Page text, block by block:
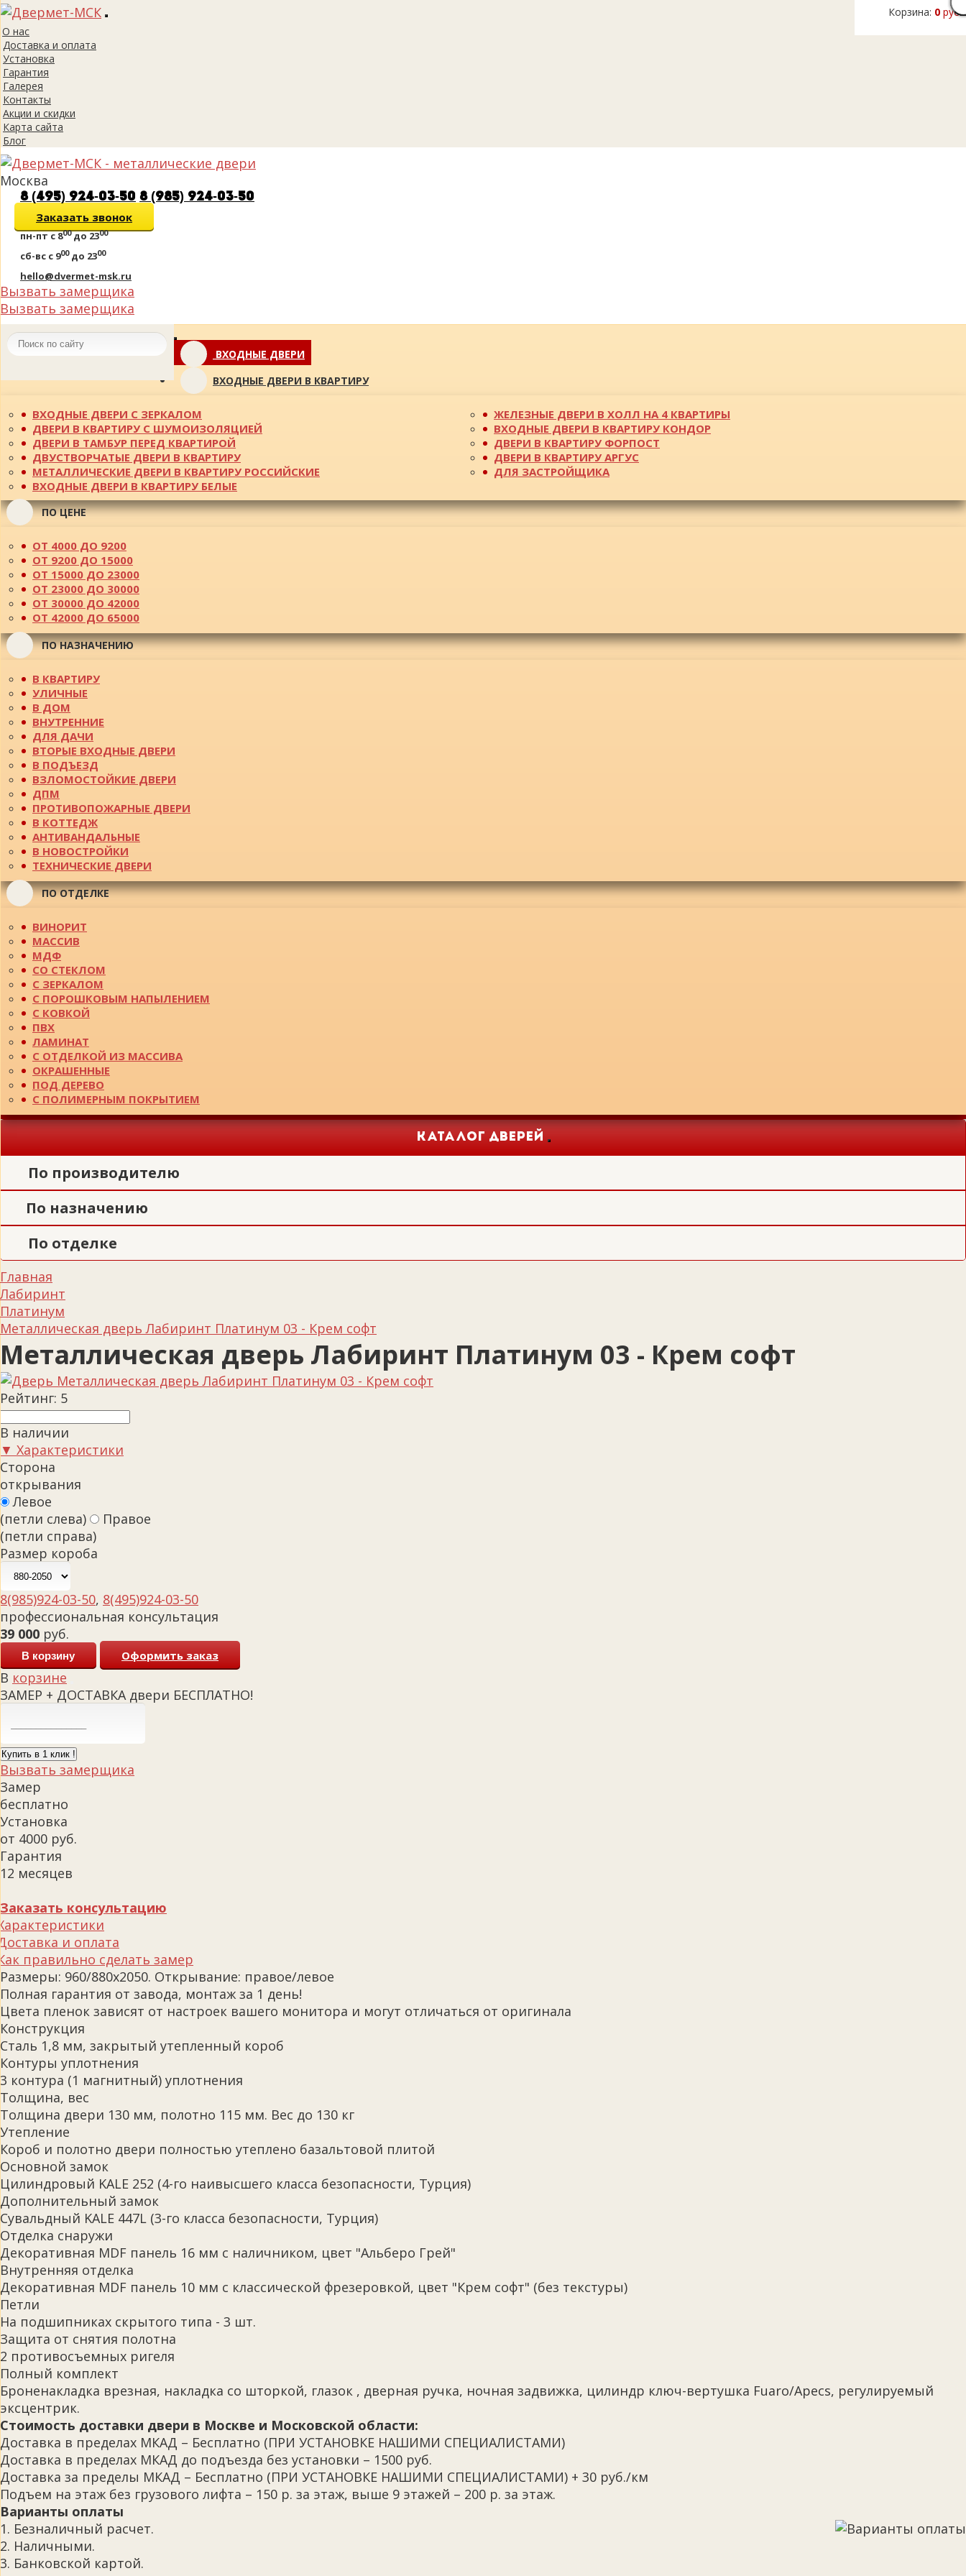
Корзина: 0 руб.
Toggle
О нас
Доставка и оплата
Установка
Гарантия
Галерея
Контакты
Акции и скидки
Карта сайта
Блог
Москва
8 (495) 924-03-50 8 (985) 924-03-50
Заказать звонок
пн-пт с 800до 2300
сб-вс с 900до 2300
hello@dvermet-msk.ru
Вызвать замерщика
Вызвать замерщика
Toggle
navigationВХОДНЫЕ ДВЕРИ
ВХОДНЫЕ ДВЕРИ В КВАРТИРУ
ВХОДНЫЕ ДВЕРИ С ЗЕРКАЛОМ
ДВЕРИ В КВАРТИРУ С ШУМОИЗОЛЯЦИЕЙ
ДВЕРИ В ТАМБУР ПЕРЕД КВАРТИРОЙ
ДВУСТВОРЧАТЫЕ ДВЕРИ В КВАРТИРУ
МЕТАЛЛИЧЕСКИЕ ДВЕРИ В КВАРТИРУ РОССИЙСКИЕ
ВХОДНЫЕ ДВЕРИ В КВАРТИРУ БЕЛЫЕ
ЖЕЛЕЗНЫЕ ДВЕРИ В ХОЛЛ НА 4 КВАРТИРЫ
ВХОДНЫЕ ДВЕРИ В КВАРТИРУ КОНДОР
ДВЕРИ В КВАРТИРУ ФОРПОСТ
ДВЕРИ В КВАРТИРУ АРГУС
ДЛЯ ЗАСТРОЙЩИКА
ПО ЦЕНЕ
ОТ 4000 ДО 9200
ОТ 9200 ДО 15000
ОТ 15000 ДО 23000
ОТ 23000 ДО 30000
ОТ 30000 ДО 42000
ОТ 42000 ДО 65000
ПО НАЗНАЧЕНИЮ
В КВАРТИРУ
УЛИЧНЫЕ
В ДОМ
ВНУТРЕННИЕ
ДЛЯ ДАЧИ
ВТОРЫЕ ВХОДНЫЕ ДВЕРИ
В ПОДЪЕЗД
ВЗЛОМОСТОЙКИЕ ДВЕРИ
ДПМ
ПРОТИВОПОЖАРНЫЕ ДВЕРИ
В КОТТЕДЖ
АНТИВАНДАЛЬНЫЕ
В НОВОСТРОЙКИ
ТЕХНИЧЕСКИЕ ДВЕРИ
ПО ОТДЕЛКЕ
ВИНОРИТ
МАССИВ
МДФ
СО СТЕКЛОМ
С ЗЕРКАЛОМ
С ПОРОШКОВЫМ НАПЫЛЕНИЕМ
С КОВКОЙ
ПВХ
ЛАМИНАТ
С ОТДЕЛКОЙ ИЗ МАССИВА
ОКРАШЕННЫЕ
ПОД ДЕРЕВО
С ПОЛИМЕРНЫМ ПОКРЫТИЕМ
КАТАЛОГ ДВЕРЕЙ
Toggle
navigation
По производителю
По назначению
По отделке
Главная
Лабиринт
Платинум
Металлическая дверь Лабиринт Платинум 03 - Крем софт
Металлическая дверь Лабиринт Платинум 03 - Крем софт
Рейтинг: 5
В наличии
▼ Характеристики
Сторона
открывания
Левое
(петли слева)
Правое
(петли справа)
Размер короба
8(985)924-03-50, 8(495)924-03-50
профессиональная консультация
39 000 руб.
В корзину Оформить заказ
В корзине
ЗАМЕР + ДОСТАВКА двери БЕСПЛАТНО!
Купить в 1 клик !
Вызвать замерщика
Замер
бесплатно
Установка
от 4000 руб.
Гарантия
12 месяцев
Заказать консультацию
и оплата
правильно сделать замер
Размеры: 960/880х2050. Открывание: правое/левое
Полная гарантия от завода, монтаж за 1 день!
Цвета пленок зависят от настроек вашего монитора и могут отличаться от оригинала
Конструкция
Сталь 1,8 мм, закрытый утепленный короб
Контуры уплотнения
3 контура (1 магнитный) уплотнения
Толщина, вес
Толщина двери 130 мм, полотно 115 мм. Вес до 130 кг
Утепление
Короб и полотно двери полностью утеплено базальтовой плитой
Основной замок
Цилиндровый KALE 252 (4-го наивысшего класса безопасности, Турция)
Дополнительный замок
Сувальдный KALE 447L (3-го класса безопасности, Турция)
Отделка снаружи
Декоративная MDF панель 16 мм с наличником, цвет "Альберо Грей"
Внутренняя отделка
Декоративная MDF панель 10 мм с классической фрезеровкой, цвет "Крем софт" (без текстуры)
Петли
На подшипниках скрытого типа - 3 шт.
Защита от снятия полотна
2 противосъемных ригеля
Полный комплект
Броненакладка врезная, накладка со шторкой, глазок , дверная ручка, ночная задвижка, цилиндр ключ-вертушка Fuaro/Apecs, регулируемый
эксцентрик.
Стоимость доставки двери в Москве и Московской области:
Доставка в пределах МКАД – Бесплатно (ПРИ УСТАНОВКЕ НАШИМИ СПЕЦИАЛИСТАМИ)
Доставка в пределах МКАД до подъезда без установки – 1500 руб.
Доставка за пределы МКАД – Бесплатно (ПРИ УСТАНОВКЕ НАШИМИ СПЕЦИАЛИСТАМИ) + 30 руб./км
Подъем на этаж без грузового лифта – 150 р. за этаж, выше 9 этажей – 200 р. за этаж.
Варианты оплаты
1. Безналичный расчет.
2. Наличными.
3. Банковской картой.